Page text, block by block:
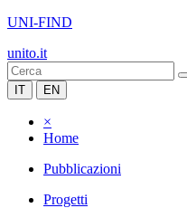
UNI-FIND
unito.it
IT EN
×
Home
Pubblicazioni
Progetti